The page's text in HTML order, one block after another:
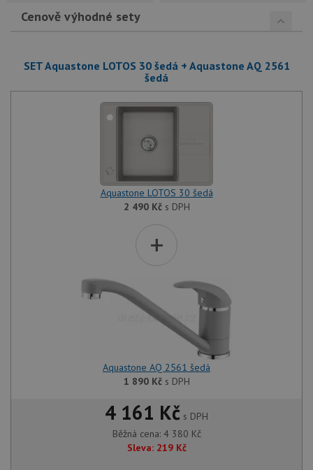
Cenově výhodné sety
SET Aquastone LOTOS 30 šedá + Aquastone AQ 2561
šedá
Aquastone LOTOS 30 šedá
2 490 Kčs DPH
+
Aquastone AQ 2561 šedá
1 890 Kčs DPH
4 161 Kč s DPH
Běžná cena: 4 380 Kč
Sleva: 219 Kč